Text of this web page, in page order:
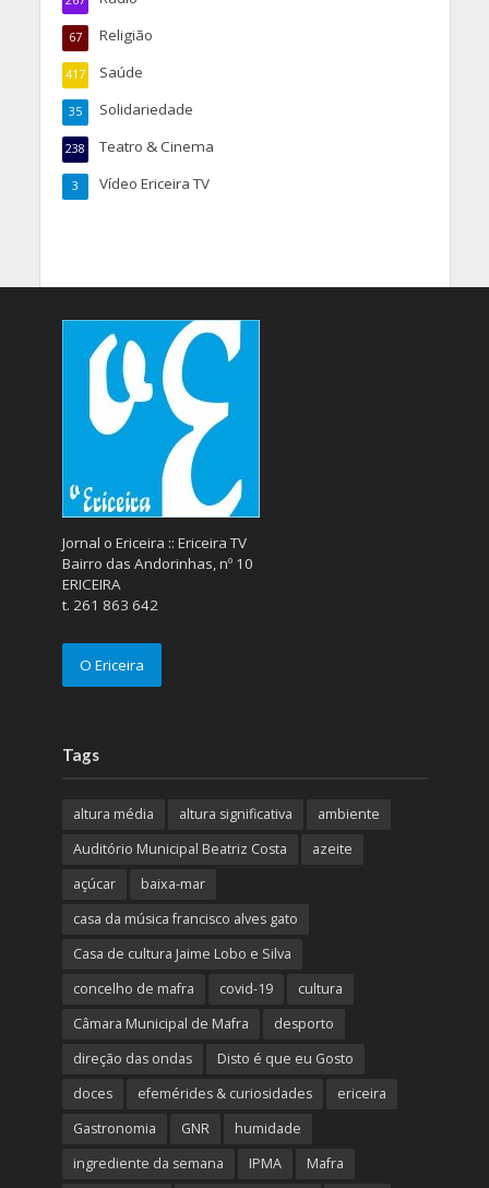
Religião
67
Saúde
417
Solidariedade
35
Teatro & Cinema
238
Vídeo Ericeira TV
3
Jornal o Ericeira :: Ericeira TV
Bairro das Andorinhas, nº 10
ERICEIRA
t. 261 863 642
O Ericeira
Tags
altura média altura significativa
ambiente
Auditório Municipal Beatriz Costa
azeite
açúcar
baixa-mar
casa da música francisco alves gato
Casa de cultura Jaime Lobo e Silva
concelho de mafra
covid-19
cultura
Câmara Municipal de Mafra
desporto
direção das ondas
Disto é que eu Gosto
doces
efemérides & curiosidades
ericeira
Gastronomia
GNR
humidade
ingrediente da semana
IPMA Mafra